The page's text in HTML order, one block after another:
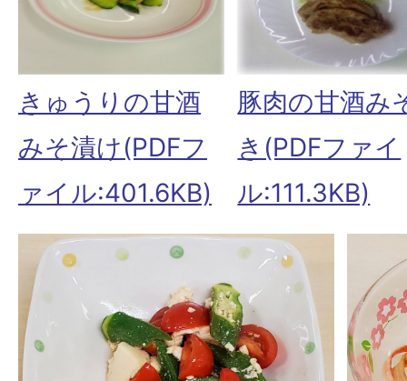
きゅうりの甘酒
みそ漬け(PDFフ
ァイル:401.6KB)
豚肉の甘酒み
き(PDFファイ
ル:111.3KB)